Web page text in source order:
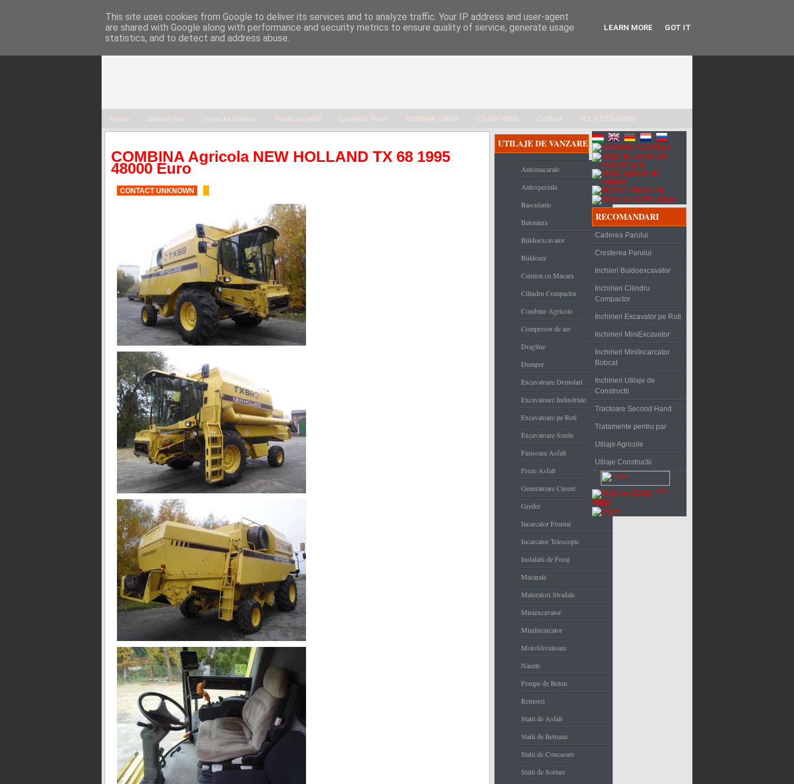
Home Despre Noi Vreau sa cumpar Vreau sa vand Comenzi Piese Inchiriere Utilaje Clientii Nostri Contact TEL 0720546006
COMBINA Agricola NEW HOLLAND TX 68 1995
48000 Euro
CONTACT UNKNOWN
UTILAJE DE VANZARE
Automacarale
Autospeciala
Basculante
Betoniera
Buldoexcavator
Buldozer
Camion cu Macara
Cilindru Compactor
Combine Agricole
Compresor de aer
Dragline
Dumper
Excavatoare Demolari
Excavatoare Industriale
Excavatoare pe Roti
Excavatoare Senile
Finisoare Asfalt
Freze Asfalt
Generatoare Curent
Greder
Incarcator Frontal
Incarcator Telescopic
Instalatii de Foraj
Macarale
Maturatori Stradale
Miniexcavator
MiniIncarcator
MotoStivuitoare
Nacele
Pompe de Beton
Remorci
Statii de Asfalt
Statii de Betoane
Statii de Concasare
Statii de Sortare
RECOMANDARI
Caderea Parului
Cresterea Parului
Inchieri Buldoexcavator
Inchirieri Cilindru
Compactor
Inchirieri Excavator pe Roti
Inchirieri MiniExcavator
Inchirieri MiniIncarcator
Bobcat
Inchirieri Utilaje de
Constructii
Tractoare Second Hand
Tratamente pentru par
Utilaje Agricole
Utilaje Constructii
RSS
FEED
This site uses cookies from Google to deliver its services and to analyze traffic. Your IP address and user-agent
are shared with Google along with performance and security metrics to ensure quality of service, generate usage
statistics, and to detect and address abuse.
LEARN MORE GOT IT